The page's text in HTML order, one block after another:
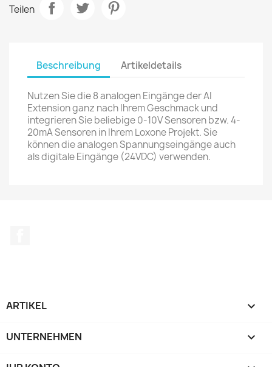
Teilen
Beschreibung Artikeldetails
Nutzen Sie die 8 analogen Eingänge der AI
Extension ganz nach Ihrem Geschmack und
integrieren Sie beliebige 0-10V Sensoren bzw. 4-
20mA Sensoren in Ihrem Loxone Projekt. Sie
können die analogen Spannungseingänge auch
als digitale Eingänge (24VDC) verwenden.
ARTIKEL 
UNTERNEHMEN 